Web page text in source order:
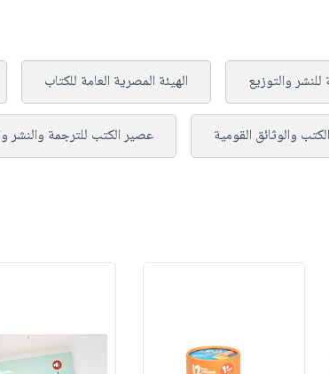
للنشر والتوزيع الهيئة المصرية العامة للكتاب
والوثائق القومية عصير الكتب للترجمة والنشر